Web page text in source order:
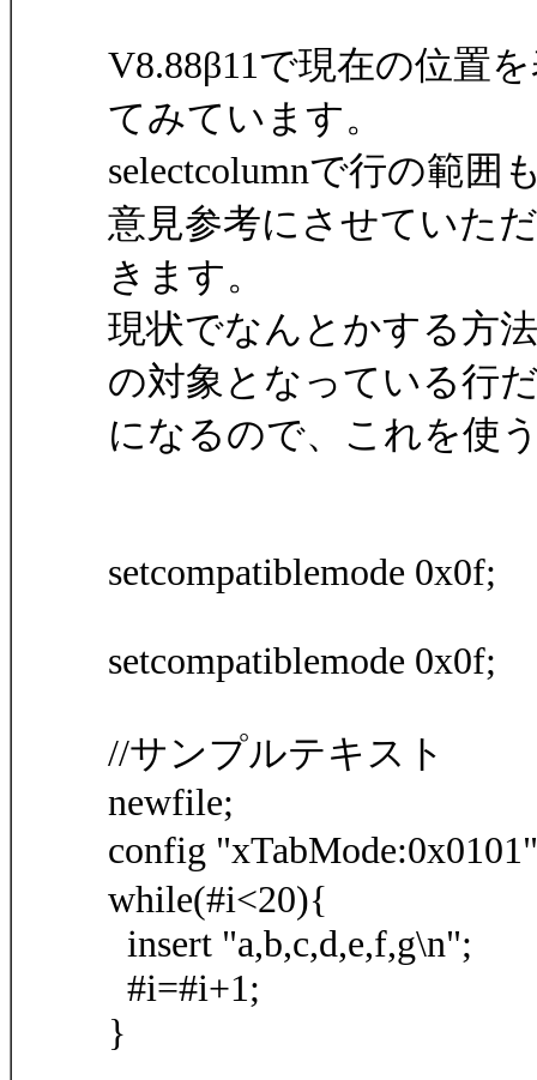
V8.88β11で現在の位置
てみています。
selectcolumnで行の範
意見参考にさせていただ
きます。
現状でなんとかする方
の対象となっている行
になるので、これを使
setcompatiblemode 0x0f;
setcompatiblemode 0x0f;
//サンプルテキスト
newfile;
config
while(#i<20){
insert "a,b,c,d,e,f,g\n";
#i=#i+1;
}